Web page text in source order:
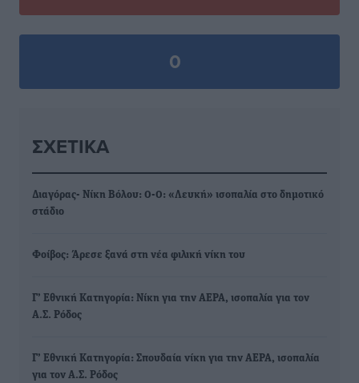
0
ΣΧΕΤΙΚΆ
Διαγόρας- Νίκη Βόλου: 0-0: «Λευκή» ισοπαλία στο δημοτικό
στάδιο
Φοίβος: Άρεσε ξανά στη νέα φιλική νίκη του
Γ’ Εθνική Κατηγορία: Νίκη για την ΑΕΡΑ, ισοπαλία για τον
Α.Σ. Ρόδος
Γ’ Εθνική Κατηγορία: Σπουδαία νίκη για την ΑΕΡΑ, ισοπαλία
για τον Α.Σ. Ρόδος